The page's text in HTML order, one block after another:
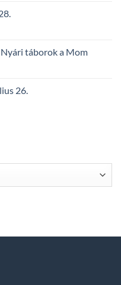
táborok a Mom
26.